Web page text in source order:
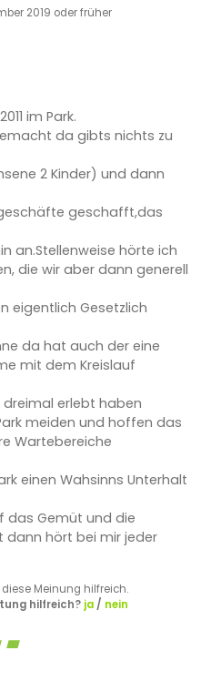
2019 oder früher
im Park.
da gibts nichts zu
2 Kinder) und dann
geschafft,das
an.Stellenweise hörte ich
die wir aber dann generell
eigentlich Gesetzlich
da hat auch der eine
mit dem Kreislauf
dreimal erlebt haben
meiden und hoffen das
Wartebereiche
einen Wahsinns Unterhalt
das Gemüt und die
dann hört bei mir jeder
diese Meinung hilfreich.
hilfreich? ja/ nein